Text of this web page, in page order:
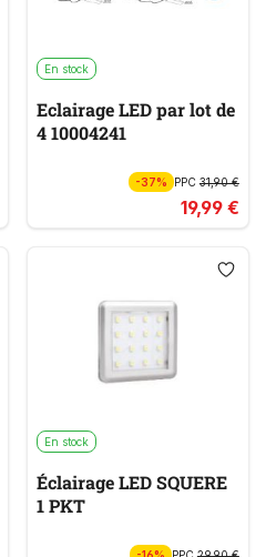
En stock
Eclairage LED par lot de
4 10004241
-37% PPC31,90 €
19,99 €
En stock
Éclairage LED SQUERE
1 PKT
-16% PPC29,90 €